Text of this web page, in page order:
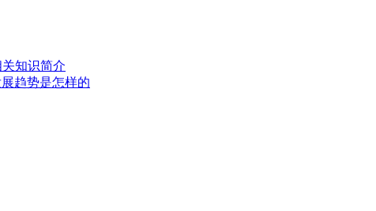
知识简介
趋势是怎样的